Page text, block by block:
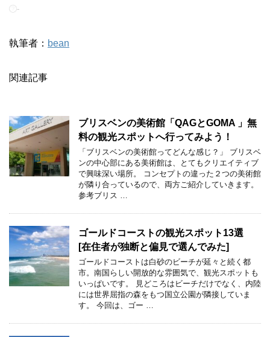
-
執筆者： bean
関連記事
ブリスベンの美術館「QAGとGOMA 」無
料の観光スポットへ行ってみよう！
「ブリスベンの美術館ってどんな感じ？」 ブリスベ
ンの中心部にある美術館は、とてもクリエイティブ
で興味深い場所。 コンセプトの違った２つの美術館
が隣り合っているので、両方ご紹介していきます。
参考ブリス …
ゴールドコーストの観光スポット13選
[在住者が独断と偏見で選んでみた]
ゴールドコーストは白砂のビーチが延々と続く都
市。南国らしい開放的な雰囲気で、観光スポットも
いっぱいです。 見どころはビーチだけでなく、内陸
には世界屈指の森をもつ国立公園が隣接していま
す。 今回は、ゴー …